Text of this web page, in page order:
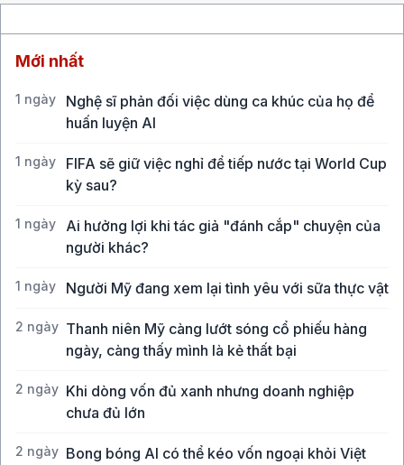
Mới nhất
1 ngày
Nghệ sĩ phản đối việc dùng ca khúc của họ để
huấn luyện AI
1 ngày
FIFA sẽ giữ việc nghỉ để tiếp nước tại World Cup
kỳ sau?
1 ngày
Ai hưởng lợi khi tác giả "đánh cắp" chuyện của
người khác?
1 ngày Người Mỹ đang xem lại tình yêu với sữa thực vật
2 ngày Thanh niên Mỹ càng lướt sóng cổ phiếu hàng
ngày, càng thấy mình là kẻ thất bại
2 ngày Khi dòng vốn đủ xanh nhưng doanh nghiệp
chưa đủ lớn
2 ngày Bong bóng AI có thể kéo vốn ngoại khỏi Việt